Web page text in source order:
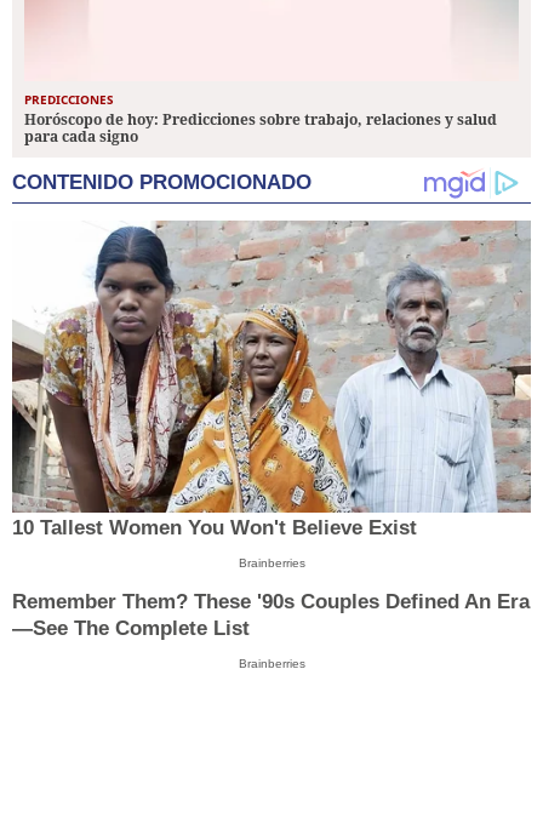
PREDICCIONES
Horóscopo de hoy: Predicciones sobre trabajo, relaciones y salud
para cada signo
CONTENIDO PROMOCIONADO
10 Tallest Women You Won't Believe Exist
Brainberries
Remember Them? These '90s Couples Defined An Era
—See The Complete List
Brainberries